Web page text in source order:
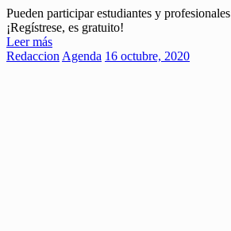
Pueden participar estudiantes y
¡Regístrese, es gratuito!
Leer más
Redaccion Agenda 16 octubre, 2020